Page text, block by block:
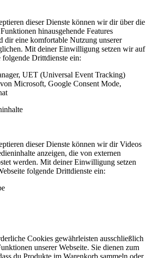
dieser Dienste können wir dir über die
hinausgehende Features
dir eine komfortable Nutzung unserer
Mit deiner Einwilligung setzen wir auf
folgende Drittdienste ein:
UET (Universal Event Tracking)
Microsoft, Google Consent Mode,
dieser Dienste können wir dir Videos
anzeigen, die von externen
werden. Mit deiner Einwilligung setzen
folgende Drittdienste ein:
Cookies gewährleisten ausschließlich
unserer Webseite. Sie dienen zum
du Produkte im Warenkorb sammeln oder